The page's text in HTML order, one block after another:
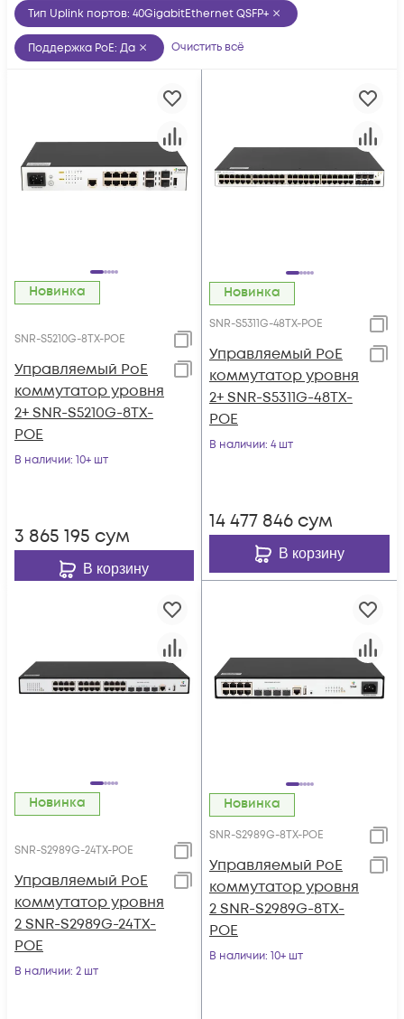
Тип Uplink портов: 40GigabitEthernet QSFP+
Поддержка PoE: Да Очистить всё
Новинка
SNR-S5210G-8TX-POE
Управляемый PoE
коммутатор уровня
2+ SNR-S5210G-8TX-
POE
В наличии: 10+ шт
3 865 195 сум
В корзину
Новинка
SNR-S5311G-48TX-POE
Управляемый PoE
коммутатор уровня
2+ SNR-S5311G-48TX-
POE
В наличии: 4 шт
14 477 846 сум
В корзину
Новинка
SNR-S2989G-24TX-POE
Управляемый PoE
коммутатор уровня
2 SNR-S2989G-24TX-
POE
В наличии: 2 шт
Новинка
SNR-S2989G-8TX-POE
Управляемый PoE
коммутатор уровня
2 SNR-S2989G-8TX-
POE
В наличии: 10+ шт